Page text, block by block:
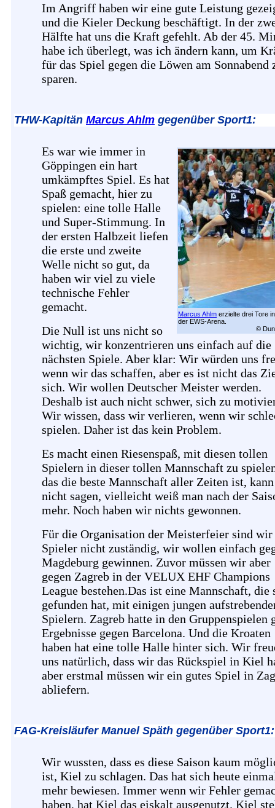
Im Angriff haben wir eine gute Leistung
und die Kieler Deckung beschäftigt. In der
Hälfte hat uns die Kraft gefehlt. Ab der 45.
habe ich überlegt, was ich ändern kann, um
für das Spiel gegen die Löwen am Sonnabend
sparen.
THW-Kapitän Marcus Ahlm gegenüber Sport1:
Marcus Ahlm erzielte drei Tore in
der EWS-Arena.
©
Es war wie immer in
Göppingen ein hart
umkämpftes Spiel. Es hat
Spaß gemacht, hier zu
spielen: eine tolle Halle
und Super-Stimmung. In
der ersten Halbzeit liefen
die erste und zweite
Welle nicht so gut, da
haben wir viel zu viele
technische Fehler
gemacht.
Die Null ist uns nicht so
wichtig, wir konzentrieren uns einfach auf die
nächsten Spiele. Aber klar: Wir würden uns
wenn wir das schaffen, aber es ist nicht das
sich. Wir wollen Deutscher Meister werden.
Deshalb ist auch nicht schwer, sich zu
Wir wissen, dass wir verlieren, wenn wir
spielen. Daher ist das kein Problem.
Es macht einen Riesenspaß, mit diesen tollen
Spielern in dieser tollen Mannschaft zu
das die beste Mannschaft aller Zeiten ist,
nicht sagen, vielleicht weiß man nach der
mehr. Noch haben wir nichts gewonnen.
Für die Organisation der Meisterfeier sind wir
Spieler nicht zuständig, wir wollen einfach
Magdeburg gewinnen. Zuvor müssen wir aber
gegen Zagreb in der VELUX EHF Champions
League bestehen.Das ist eine Mannschaft, die
gefunden hat, mit einigen jungen
Spielern. Zagreb hatte in den Gruppenspielen
Ergebnisse gegen Barcelona. Und die Kroaten
haben hat eine tolle Halle hinter sich. Wir
uns natürlich, dass wir das Rückspiel in Kiel
aber erstmal müssen wir ein gutes Spiel in
abliefern.
FAG-Kreisläufer Manuel Späth gegenüber Sport1:
Wir wussten, dass es diese Saison kaum
ist, Kiel zu schlagen. Das hat sich heute
mehr bewiesen. Immer wenn wir Fehler
haben, hat Kiel das eiskalt ausgenutzt. Kiel